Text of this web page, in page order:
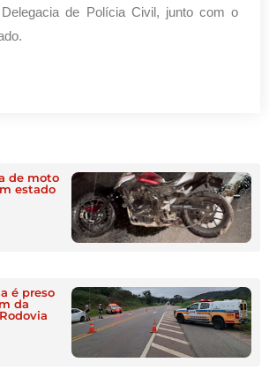
de Polícia Civil, junto com o
de moto
estado
é preso
da